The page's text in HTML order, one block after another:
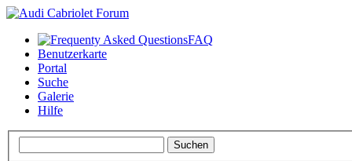
FAQ
Benutzerkarte
Portal
Suche
Galerie
Hilfe